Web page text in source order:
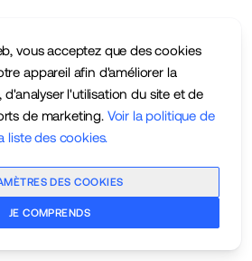
vous acceptez que des cookies
appareil afin d'améliorer la
d'analyser l'utilisation du site et de
de marketing. Voir la politique de
liste des cookies.
DES COOKIES
JE COMPRENDS